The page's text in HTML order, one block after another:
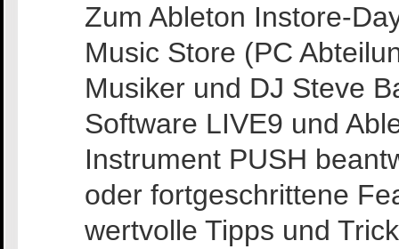
Zum Ableton Instore-
Music Store (PC
Musiker und DJ Steve
Software LIVE9 und
Instrument PUSH
oder fortgeschrittene
wertvolle Tipps und